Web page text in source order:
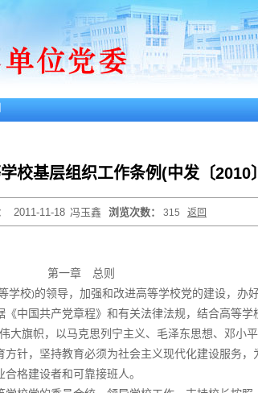
校基层组织工作条例(中发〔2010
2011-11-18 冯玉鑫 浏览次数： 315 返回
第一章 总则
学校)的领导，加强和改进高等学校党的建设，办
中国共产党章程》和有关法律法规，结合高等学
大旗帜，以马克思列宁主义、毛泽东思想、邓小
针，坚持教育必须为社会主义现代化建设服务
格建设者和可靠接班人。